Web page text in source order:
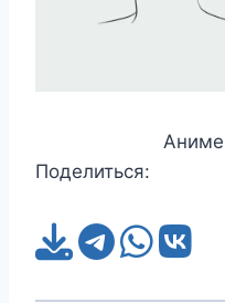
Аниме
Поделиться: